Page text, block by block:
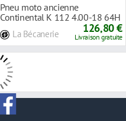
Pneu moto ancienne
Continental K 112 4.00-18 64H
La Bécanerie 126,80 €
Livraison gratuite